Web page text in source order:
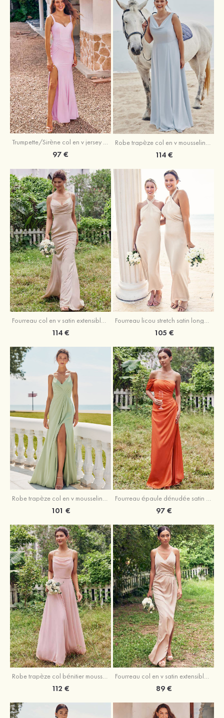
Trumpette/Sirène col en v jersey ras du sol robe de demoiselle d'honneur
97 € 114 €
Fourreau col en v satin extensible ras du sol robe de demoiselle d'honneur
114 €
Fourreau licou stretch satin longueur cheville robe de demoiselle d'honneur
105 €
Robe trapèze col en v mousseline ras du sol robe de demoiselle d'honneur
101 €
Fourreau épaule dénudée satin extensible ras du sol robe de demoiselle d'honneur
97 €
Robe trapèze col bénitier mousseline ras du sol robe de demoiselle d'honneur
112 €
Fourreau col en v satin extensible asymétrique robe de demoiselle d'honneur
89 €